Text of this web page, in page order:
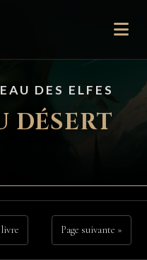
DES ELFES
DÉSERT
livre Page suivante »